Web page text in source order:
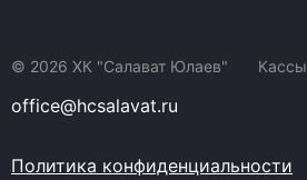
© 2026 ХК "Салават Юлаев" Кассы
office@hcsalavat.ru
Политика конфиденциальности